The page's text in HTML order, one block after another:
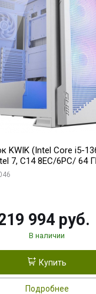
KWIK (Intel Core i5-
7, C14 8EC/6PC/ 64
GAMING OC 8GB
994 руб.
В наличии
Купить
Подробнее